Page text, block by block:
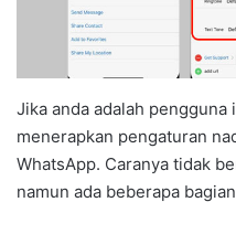
Jika anda adalah pengguna
menerapkan pengaturan
WhatsApp. Caranya tidak
namun ada beberapa